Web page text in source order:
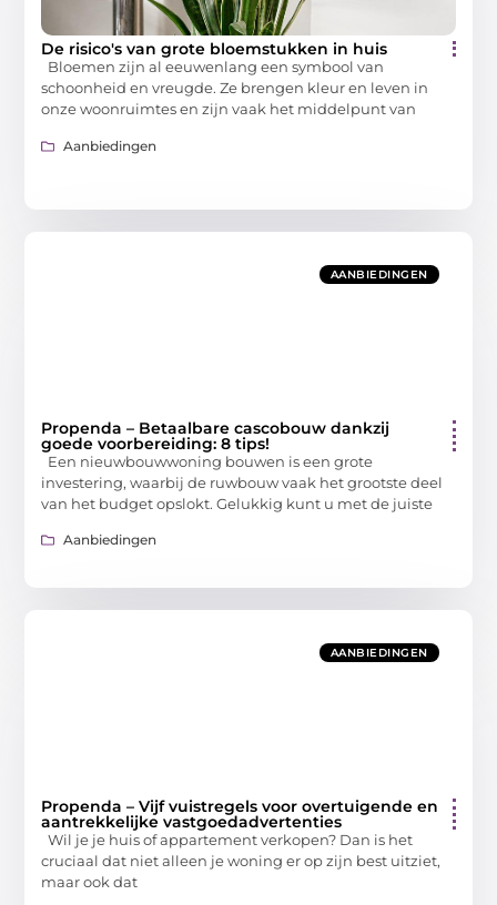
De risico's van grote bloemstukken in huis
Bloemen zijn al eeuwenlang een symbool van
schoonheid en vreugde. Ze brengen kleur en leven in
onze woonruimtes en zijn vaak het middelpunt van
Aanbiedingen
AANBIEDINGEN
Propenda – Betaalbare cascobouw dankzij
goede voorbereiding: 8 tips!
Een nieuwbouwwoning bouwen is een grote
investering, waarbij de ruwbouw vaak het grootste deel
van het budget opslokt. Gelukkig kunt u met de juiste
Aanbiedingen
AANBIEDINGEN
Propenda – Vijf vuistregels voor overtuigende en
aantrekkelijke vastgoedadvertenties
Wil je je huis of appartement verkopen? Dan is het
cruciaal dat niet alleen je woning er op zijn best uitziet,
maar ook dat